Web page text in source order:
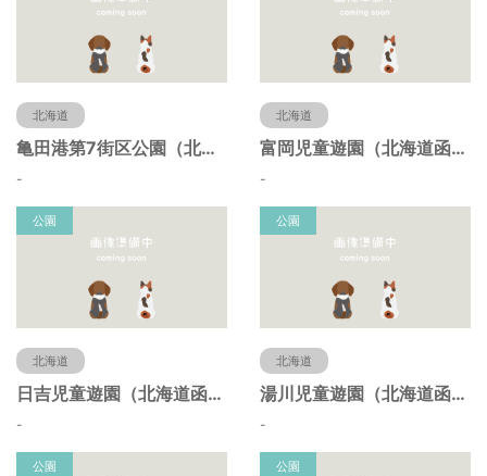
北海道
亀田港第7街区公園（北海道函館市）
-
北海道
富岡児童遊園（北海道函館市）
-
公園
北海道
日吉児童遊園（北海道函館市）
-
公園
北海道
湯川児童遊園（北海道函館市）
-
公園 公園